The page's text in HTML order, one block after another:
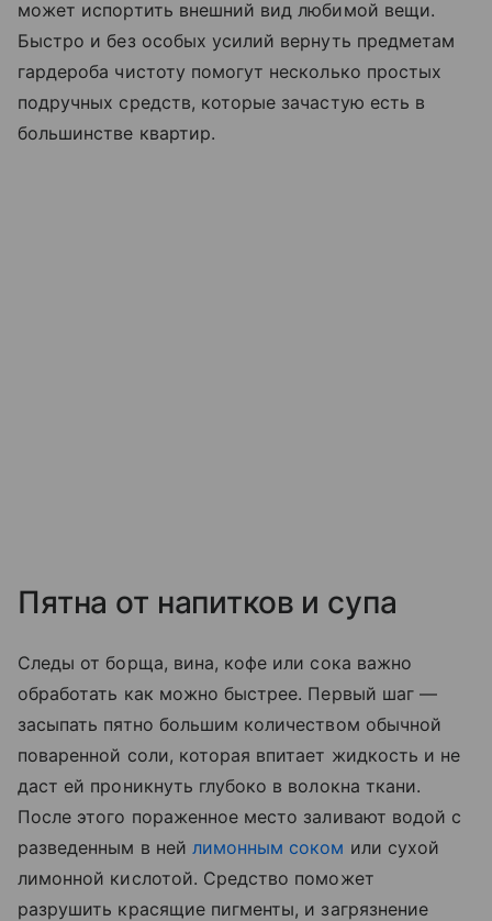
может испортить внешний вид любимой вещи.
Быстро и без особых усилий вернуть предметам
гардероба чистоту помогут несколько простых
подручных средств, которые зачастую есть в
большинстве квартир.
Пятна от напитков и супа
Следы от борща, вина, кофе или сока важно
обработать как можно быстрее. Первый шаг —
засыпать пятно большим количеством обычной
поваренной соли, которая впитает жидкость и не
даст ей проникнуть глубоко в волокна ткани.
После этого пораженное место заливают водой с
разведенным в ней лимонным соком или сухой
лимонной кислотой. Средство поможет
разрушить красящие пигменты, и загрязнение